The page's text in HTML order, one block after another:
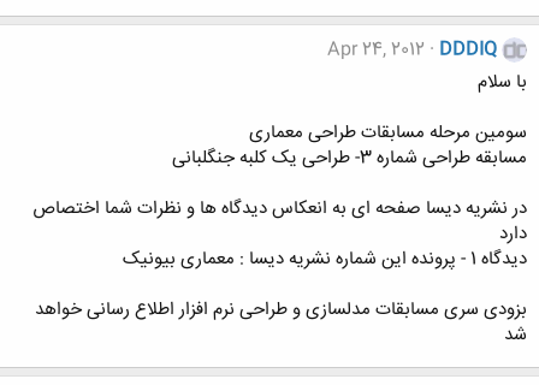
DDDIQ
Apr 24, 2012
با سلام
سومین مرحله مسابقات طراحی معماری
مسابقه طراحی شماره 3- طراحی یک کلبه جنگلبانی
در نشریه دیسا صفحه ای به انعکاس دیدگاه ها و نظرات شما اختصاص
دارد
دیدگاه 1 - پرونده این شماره نشریه دیسا : معماری بیونیک
بزودی سری مسابقات مدلسازی و طراحی نرم افزار اطلاع رسانی خواهد
شد